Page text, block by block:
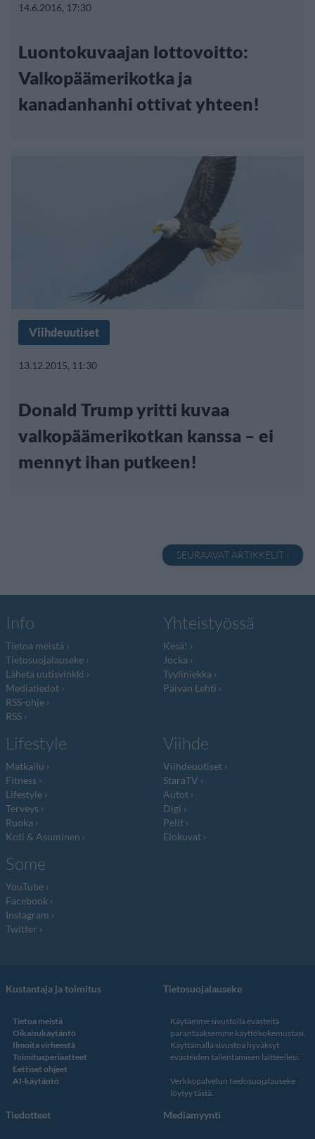
14.6.2016, 17:30
Luontokuvaajan lottovoitto:
Valkopäämerikotka ja
kanadanhanhi ottivat yhteen!
Viihdeuutiset
13.12.2015, 11:30
Donald Trump yritti kuvaa
valkopäämerikotkan kanssa – ei
mennyt ihan putkeen!
SEURAAVAT ARTIKKELIT ›
Info
Tietoa meistä
Tietosuojalauseke
Lähetä uutisvinkki
Mediatiedot
RSS-ohje
RSS
Yhteistyössä
Kesä!
Jocka
Tyyliniekka
Päivän Lehti
Lifestyle
Matkailu
Fitness
Lifestyle
Terveys
Ruoka
Koti & Asuminen
Viihde
Viihdeuutiset
StaraTV
Autot
Digi
Pelit
Elokuvat
Some
YouTube
Facebook
Instagram
Twitter
Kustantaja ja toimitus
Tietoa meistä
Oikaisukäytäntö
Ilmoita virheestä
Toimitusperiaatteet
Eettiset ohjeet
AI-käytäntö
Tietosuojalauseke
Käytämme sivustolla evästeitä
parantaaksemme käyttökokemustasi.
Käyttämällä sivustoa hyväksyt
evästeiden tallentamisen laitteellesi.
Verkkopalvelun tiedosuojalauseke
löytyy tästä
Tiedotteet Mediamyynti